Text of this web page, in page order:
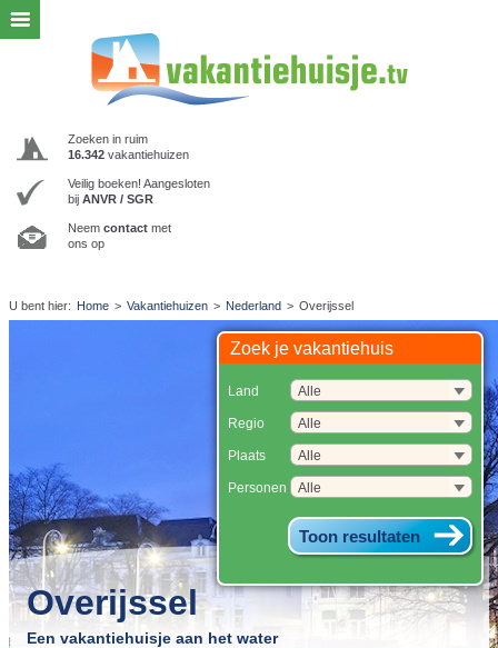
Zoeken in ruim
16.342 vakantiehuizen
Veilig boeken! Aangesloten
bij ANVR / SGR
Neem contact met
ons op
U bent hier: Home > Vakantiehuizen > Nederland > Overijssel
Overijssel
Een vakantiehuisje aan het water
Zoek je vakantiehuis
Land
Regio
Plaats
Personen